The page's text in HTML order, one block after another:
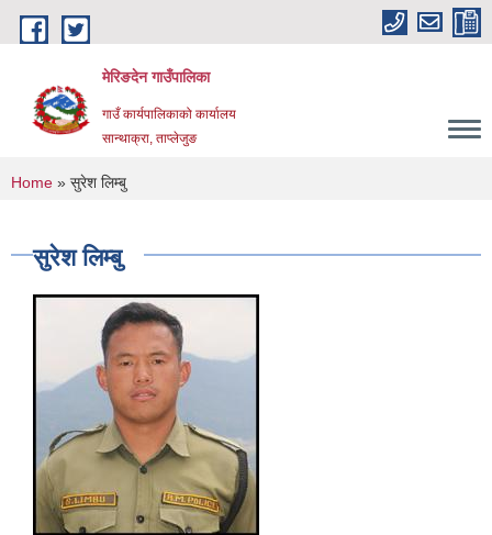
Skip to main content
मेरिङदेन गाउँपालिका
गाउँ कार्यपालिकाको कार्यालय
सान्थाक्रा, ताप्लेजुङ
You are here
Home » सुरेश लिम्बु
सुरेश लिम्बु